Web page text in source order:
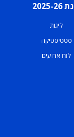
26
ליגות
סטטיסטיקה
לוח ארועים